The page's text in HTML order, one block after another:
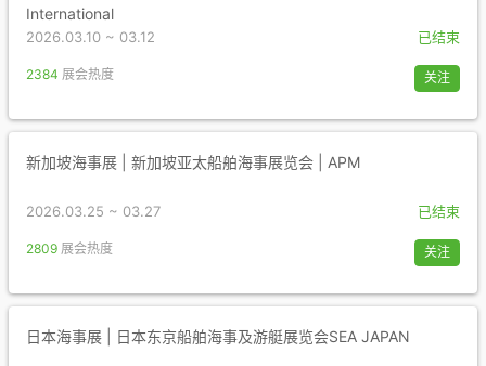
International
2026.03.10 ~ 03.12 已结束
2384 展会热度 关注
新加坡海事展 | 新加坡亚太船舶海事展览会 | APM
2026.03.25 ~ 03.27 已结束
2809 展会热度 关注
日本海事展 | 日本东京船舶海事及游艇展览会SEA JAPAN